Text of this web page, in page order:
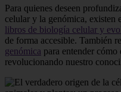
Para quienes deseen
celular y la genómica, existen
libros de biología celular y
de forma accesible. También
genómica para entender cómo
revolucionando nuestro